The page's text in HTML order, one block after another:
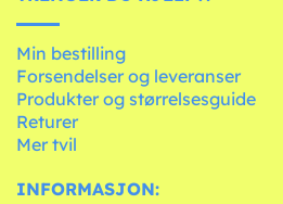
Min bestilling
Forsendelser og leveranser
Produkter og størrelsesguide
Returer
Mer tvil
INFORMASJON: